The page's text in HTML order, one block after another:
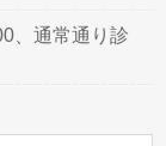
、通常通り診